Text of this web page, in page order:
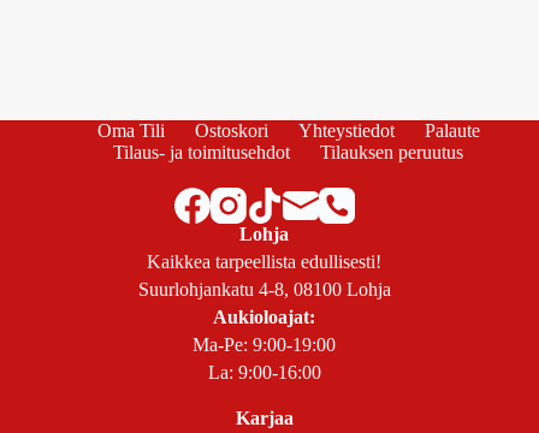
Oma Tili Ostoskori Yhteystiedot
Palaute
Tilaus- ja toimitusehdot
Tilauksen peruutus
Lohja
Kaikkea tarpeellista edullisesti!
Suurlohjankatu 4-8, 08100 Lohja
Aukioloajat:
Ma-Pe: 9:00-19:00
La: 9:00-16:00
Karjaa